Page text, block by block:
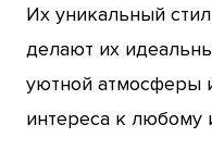
Их уникальный
делают их
уютной атмосферы
интереса к любому